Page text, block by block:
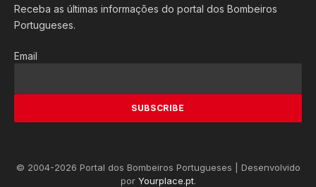
Receba as últimas informações do portal dos Bombeiros
Portugueses.
Email
© 2004-2026 Portal dos Bombeiros Portugueses | Desenvolvido
por Yourplace.pt.